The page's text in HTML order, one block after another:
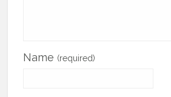
Name (required)